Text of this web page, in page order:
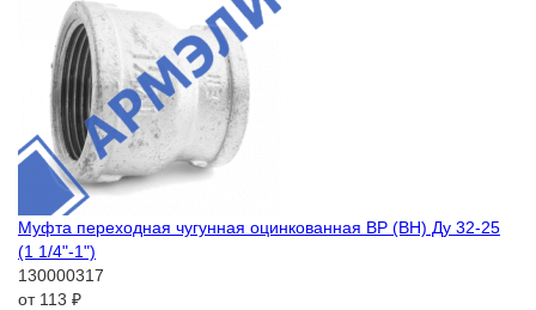
Муфта переходная чугунная оцинкованная ВР (ВН) Ду 32-25
(1 1/4"-1")
130000317
от 113 ₽